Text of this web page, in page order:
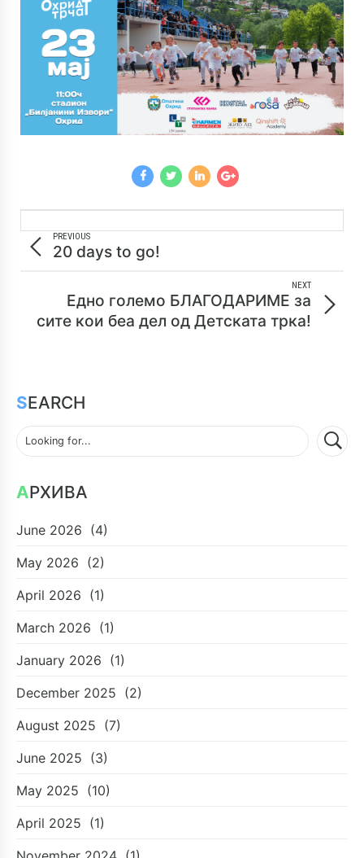
PREVIOUS
20 days to go!
NEXT
Едно големо БЛАГОДАРИМЕ за
сите кои беа дел од Детската трка!
SEARCH
АРХИВА
June 2026 (4)
May 2026 (2)
April 2026 (1)
March 2026 (1)
January 2026 (1)
December 2025 (2)
August 2025 (7)
June 2025 (3)
May 2025 (10)
April 2025 (1)